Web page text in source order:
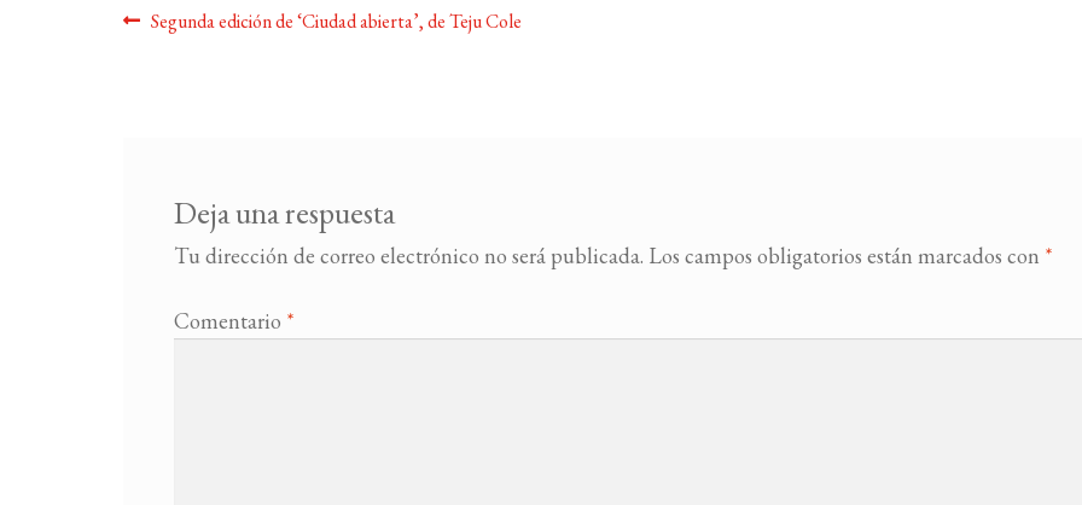
Navegación
Anterior:
Segunda edición de ‘Ciudad abierta’, de Teju Cole
Deja una respuesta
Tu dirección de correo electrónico no será publicada. Los campos obligatorios están marcados con *
Comentario *